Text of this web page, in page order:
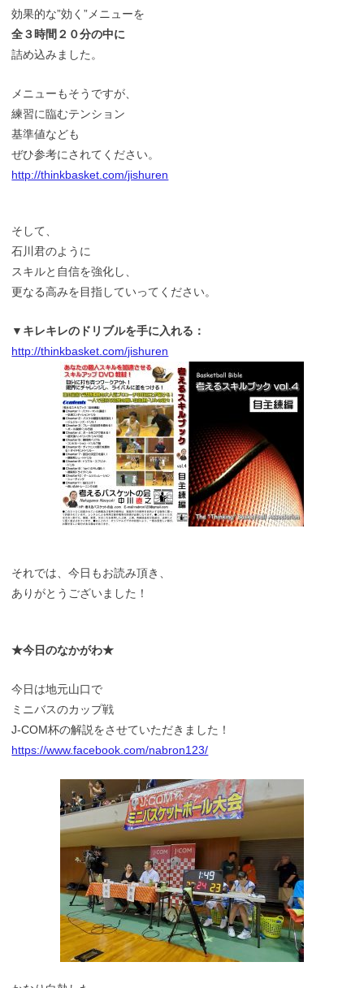
効果的な”効く”メニューを
全３時間２０分の中に
詰め込みました。
メニューもそうですが、
練習に臨むテンション
基準値なども
ぜひ参考にされてください。
http://thinkbasket.com/jishuren
そして、
石川君のように
スキルと自信を強化し、
更なる高みを目指していってください。
▼キレキレのドリブルを手に入れる：
http://thinkbasket.com/jishuren
それでは、今日もお読み頂き、
ありがとうございました！
★今日のなかがわ★
今日は地元山口で
ミニバスのカップ戦
J-COM杯の解説をさせていただきました！
https://www.facebook.com/nabron123/